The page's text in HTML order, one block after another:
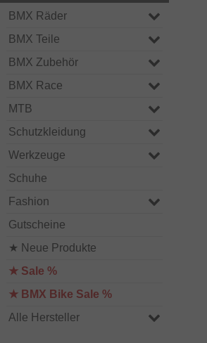
BMX Räder
BMX Teile
BMX Zubehör
BMX Race
MTB
Schutzkleidung
Werkzeuge
Schuhe
Fashion
Gutscheine
★ Neue Produkte
★ Sale %
★ BMX Bike Sale %
Alle Hersteller